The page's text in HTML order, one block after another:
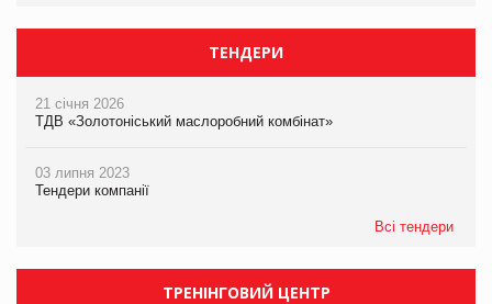
ТЕНДЕРИ
21 січня 2026
ТДВ «Золотоніський маслоробний комбінат»
03 липня 2023
Тендери компанії
Всі тендери
ТРЕНІНГОВИЙ ЦЕНТР